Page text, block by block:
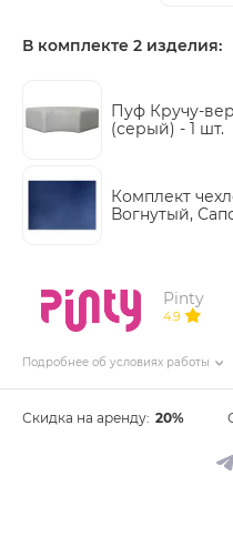
В комплекте 2 изделия:
Пуф Кручу-
(серый) - 1 шт.
Комплект
Вогнутый,
Pinty
4.9
Подробнее об условиях работы
Скидка на аренду: 20%